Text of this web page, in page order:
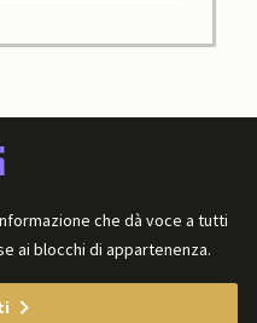
che dà voce a tutti
ai blocchi di appartenenza.